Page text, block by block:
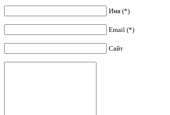
Имя (*)
Email (*)
Сайт